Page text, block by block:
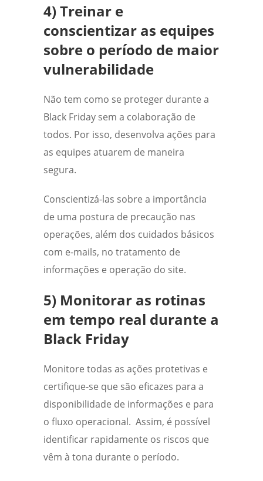
4) Treinar e
conscientizar as equipes
sobre o período de maior
vulnerabilidade
Não tem como se proteger durante a
Black Friday sem a colaboração de
todos. Por isso, desenvolva ações para
as equipes atuarem de maneira
segura.
Conscientizá-las sobre a importância
de uma postura de precaução nas
operações, além dos cuidados básicos
com e-mails, no tratamento de
informações e operação do site.
5) Monitorar as rotinas
em tempo real durante a
Black Friday
Monitore todas as ações protetivas e
certifique-se que são eficazes para a
disponibilidade de informações e para
o fluxo operacional. Assim, é possível
identificar rapidamente os riscos que
vêm à tona durante o período.